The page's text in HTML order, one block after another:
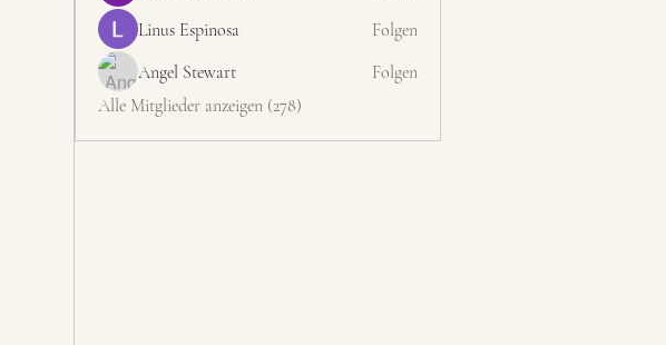
Linus Espinosa
Folgen
Angel Stewart
Folgen
Alle Mitglieder anzeigen (278)